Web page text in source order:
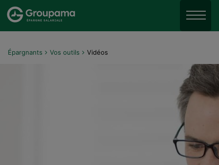
Aller au menu
Aller au contenu
Menu
Épargnants Vos outils Vidéos